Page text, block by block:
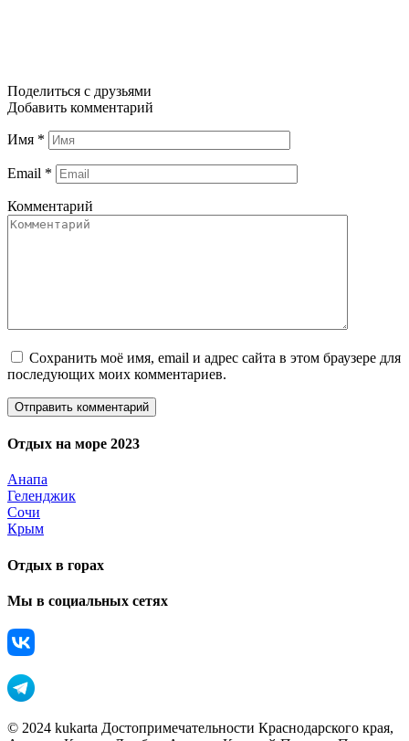
Поделиться с друзьями
Добавить комментарий
Имя *
Email *
Комментарий
Сохранить моё имя, email и адрес сайта в этом браузере для
последующих моих комментариев.
Отдых на море 2023
Анапа
Геленджик
Сочи
Крым
Отдых в горах
Мы в социальных сетях
© 2024 kukarta Достопримечательности Краснодарского края,